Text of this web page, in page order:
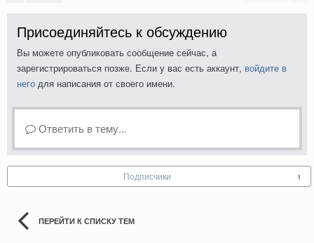
Присоединяйтесь к обсуждению
Вы можете опубликовать сообщение сейчас, а
зарегистрироваться позже. Если у вас есть аккаунт, войдите в
него для написания от своего имени.
Ответить в тему...
Подписчики 1
ПЕРЕЙТИ К СПИСКУ ТЕМ